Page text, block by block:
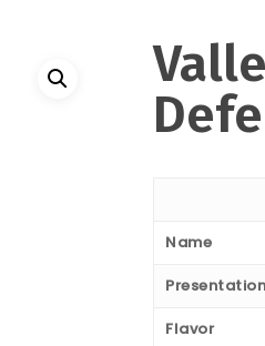
Name
Presentation
Flavor